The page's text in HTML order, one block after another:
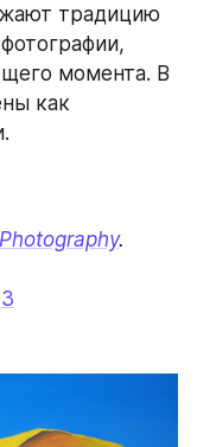
традицию
момента. В
как
.